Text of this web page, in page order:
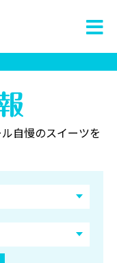
自慢のスイーツを